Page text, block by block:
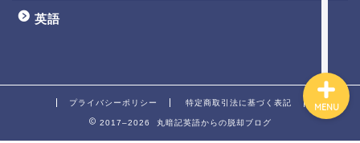
英語
プライバシーポリシー 特定商取引法に基づく表記
2017–2026 丸暗記英語からの脱却ブログ
MENU